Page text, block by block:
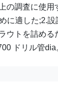
の調査に使用
に適した;2.設
トを詰める
ドリル管dia